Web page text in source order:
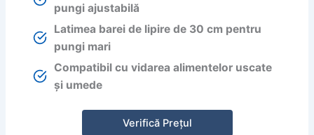
pungi ajustabilă
Latimea barei de lipire de 30 cm pentru
pungi mari
Compatibil cu vidarea alimentelor uscate
și umede
Verifică Prețul